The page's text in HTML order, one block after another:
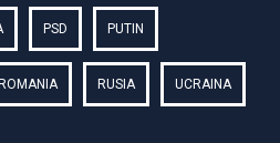
PSD PUTIN
ROMANIA RUSIA UCRAINA